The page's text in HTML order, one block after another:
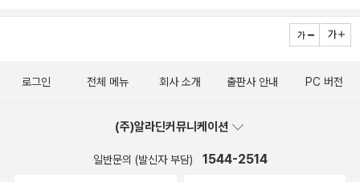
로그인 전체 메뉴 회사 소개 출판사 안내 PC 버전
(주)알라딘커뮤니케이션
일반문의 (발신자 부담) 1544-2514